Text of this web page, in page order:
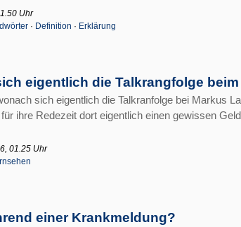
Uhr
· Definition · Erklärung
eigentlich die Talkrangfolge
sich eigentlich die Talkranfolge bei Markus
ihre Redezeit dort eigentlich einen gewissen
01.25 Uhr
einer Krankmeldung?